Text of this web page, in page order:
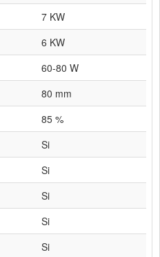
7 KW
6 KW
60-80 W
80 mm
85 %
Si
Si
Si
Si
Si